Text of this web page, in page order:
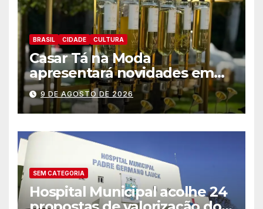
BRASIL CIDADE CULTURA
Casar Tá na Moda
apresentará novidades em
entretenimento para
casamentos e festas de
debutantes
9 DE AGOSTO DE 2026
SEM CATEGORIA
Hospital Municipal acolhe 24